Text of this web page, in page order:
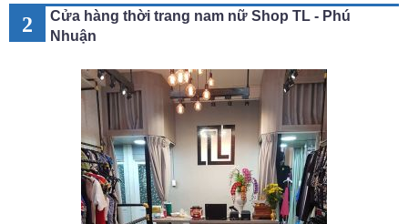
2
Cửa hàng thời trang nam nữ Shop TL - Phú
Nhuận